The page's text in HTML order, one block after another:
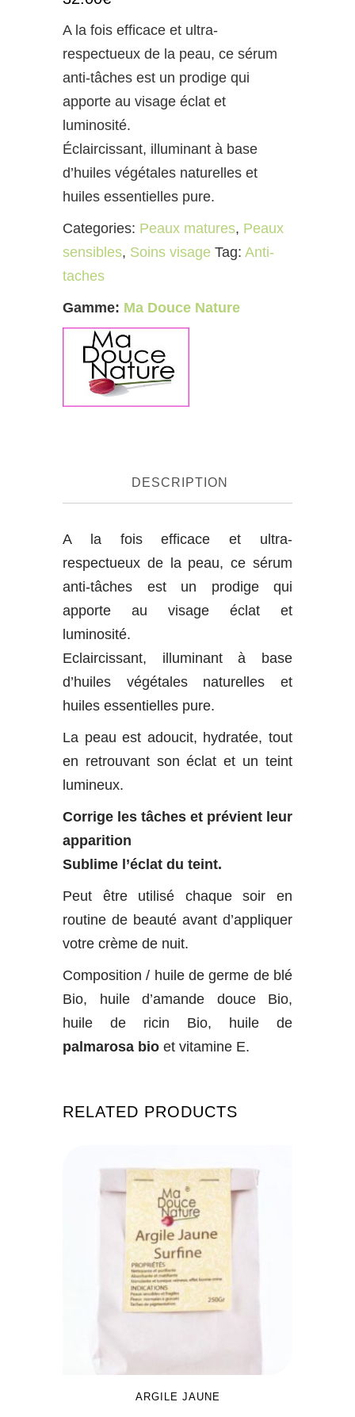
A la fois efficace et ultra-
respectueux de la peau, ce sérum
anti-tâches est un prodige qui
apporte au visage éclat et
luminosité.
Éclaircissant, illuminant à base
d’huiles végétales naturelles et
huiles essentielles pure.
Categories: Peaux matures, Peaux
sensibles, Soins visage Tag: Anti-
taches
Gamme: Ma Douce Nature
DESCRIPTION
A la fois efficace et ultra-
respectueux de la peau, ce sérum
anti-tâches est un prodige qui
apporte au visage éclat et
luminosité.
Eclaircissant, illuminant à base
d’huiles végétales naturelles et
huiles essentielles pure.
La peau est adoucit, hydratée, tout
en retrouvant son éclat et un teint
lumineux.
Corrige les tâches et prévient leur
apparition
Sublime l’éclat du teint.
Peut être utilisé chaque soir en
routine de beauté avant d’appliquer
votre crème de nuit.
Composition / huile de germe de blé
Bio, huile d’amande douce Bio,
huile de ricin Bio, huile de
palmarosa bio et vitamine E.
RELATED PRODUCTS
ARGILE JAUNE